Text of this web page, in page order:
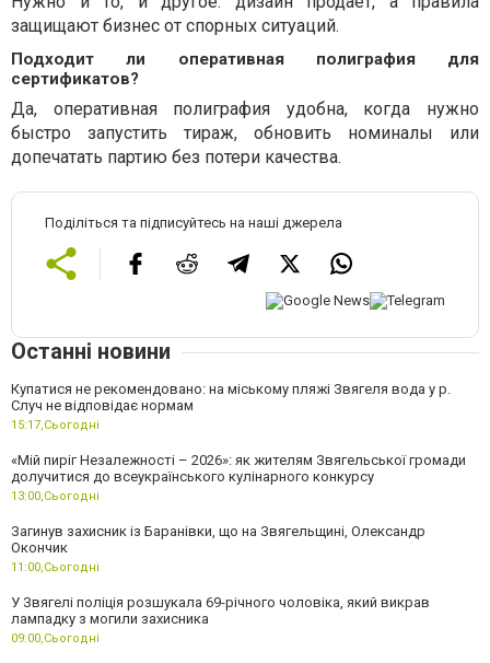
защищают бизнес от спорных ситуаций.
Подходит ли оперативная полиграфия для
сертификатов?
Да, оперативная полиграфия удобна, когда нужно
быстро запустить тираж, обновить номиналы или
допечатать партию без потери качества.
Поділіться та підписуйтесь на наші джерела
Останні новини
Купатися не рекомендовано: на міському пляжі Звягеля вода у р.
Случ не відповідає нормам
15:17,Сьогодні
«Мій пиріг Незалежності – 2026»: як жителям Звягельської громади
долучитися до всеукраїнського кулінарного конкурсу
13:00,Сьогодні
Загинув захисник із Баранівки, що на Звягельщині, Олександр
Окончик
11:00,Сьогодні
У Звягелі поліція розшукала 69-річного чоловіка, який викрав
лампадку з могили захисника
09:00,Сьогодні